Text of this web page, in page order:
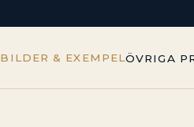
BILDER & EXEMPELÖVRIGA